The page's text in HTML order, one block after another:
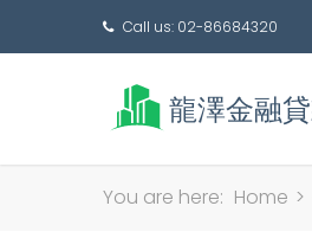
Call us: 02-86684320
You are here: Home >